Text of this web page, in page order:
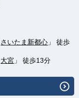
さいたま新都心 」 徒歩
大宮 」 徒歩13分